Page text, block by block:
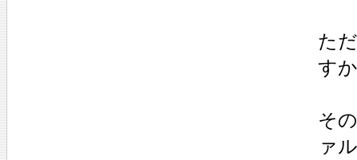
た
す
そ
ァ